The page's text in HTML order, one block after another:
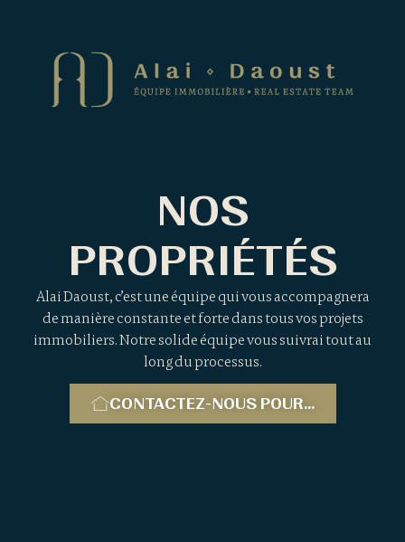
NOS
PROPRIÉTÉS
Alai Daoust, c’est une équipe qui vous accompagnera
de manière constante et forte dans tous vos projets
immobiliers. Notre solide équipe vous suivrai tout au
long du processus.
CONTACTEZ-NOUS POUR...